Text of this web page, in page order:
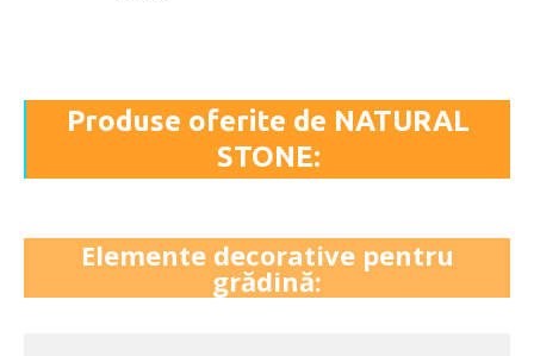
Produse oferite de NATURAL
STONE:
Elemente decorative pentru
grădină: